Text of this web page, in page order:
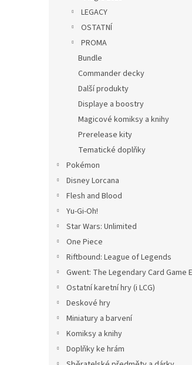
LEGACY
OSTATNÍ
PROMA
Bundle
Commander decky
Další produkty
Displaye a boostry
Magicové komiksy a knihy
Prerelease kity
Tematické doplňky
Pokémon
Disney Lorcana
Flesh and Blood
Yu-Gi-Oh!
Star Wars: Unlimited
One Piece
Riftbound: League of Legends
Gwent: The Legendary Card Game
Ostatní karetní hry (i LCG)
Deskové hry
Miniatury a barvení
Komiksy a knihy
Doplňky ke hrám